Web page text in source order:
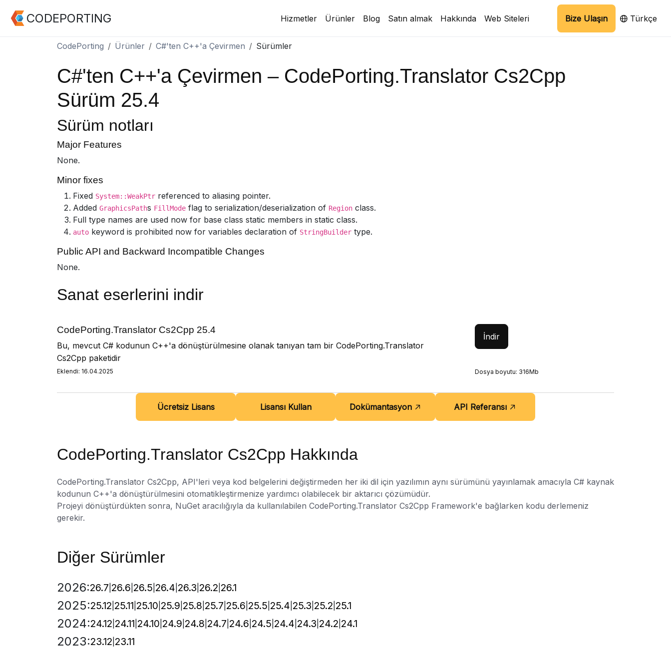
CODEPORTING Hizmetler Ürünler Blog Satın almak Hakkında Web Siteleri Bize Ulaşın Türkçe
CodePorting Ürünler C#'ten C++'a Çevirmen Sürümler
C#'ten C++'a Çevirmen – CodePorting.Translator Cs2Cpp
Sürüm 25.4
Sürüm notları
Major Features
None.
Minor fixes
Fixed System::WeakPtr referenced to aliasing pointer.
Added GraphicsPaths FillMode flag to serialization/deserialization of Region class.
Full type names are used now for base class static members in static class.
auto keyword is prohibited now for variables declaration of StringBuilder type.
Public API and Backward Incompatible Changes
None.
Sanat eserlerini indir
CodePorting.Translator Cs2Cpp 25.4
Bu, mevcut C# kodunun C++'a dönüştürülmesine olanak tanıyan tam bir CodePorting.Translator
Cs2Cpp paketidir
Eklendi: 16.04.2025
İndir
Dosya boyutu: 316Mb
Ücretsiz Lisans Lisansı Kullan Dokümantasyon API Referansı
CodePorting.Translator Cs2Cpp Hakkında
CodePorting.Translator Cs2Cpp, API'leri veya kod belgelerini değiştirmeden her iki dil için yazılımın aynı sürümünü yayınlamak amacıyla C# kaynak
kodunun C++'a dönüştürülmesini otomatikleştirmenize yardımcı olabilecek bir aktarıcı çözümüdür.
Projeyi dönüştürdükten sonra, NuGet aracılığıyla da kullanılabilen CodePorting.Translator Cs2Cpp Framework'e bağlarken kodu derlemeniz
gerekir.
Diğer Sürümler
2026:26.7 26.6 26.5 26.4 26.3 26.2 26.1
2025:25.12 25.11 25.10 25.9 25.8 25.7 25.6 25.5 25.4 25.3 25.2 25.1
2024:24.12 24.11 24.10 24.9 24.8 24.7 24.6 24.5 24.4 24.3 24.2 24.1
2023:23.12 23.11